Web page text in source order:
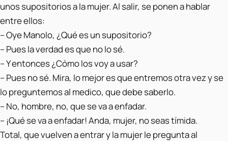
unos supositorios a la mujer. Al salir, se ponen a hablar
entre ellos:
– Oye Manolo, ¿Qué es un supositorio?
– Pues la verdad es que no lo sé.
– Y entonces ¿Cómo los voy a usar?
– Pues no sé. Mira, lo mejor es que entremos otra vez y se
lo preguntemos al medico, que debe saberlo.
– No, hombre, no, que se va a enfadar.
– ¡Qué se va a enfadar! Anda, mujer, no seas tímida.
Total, que vuelven a entrar y la mujer le pregunta al